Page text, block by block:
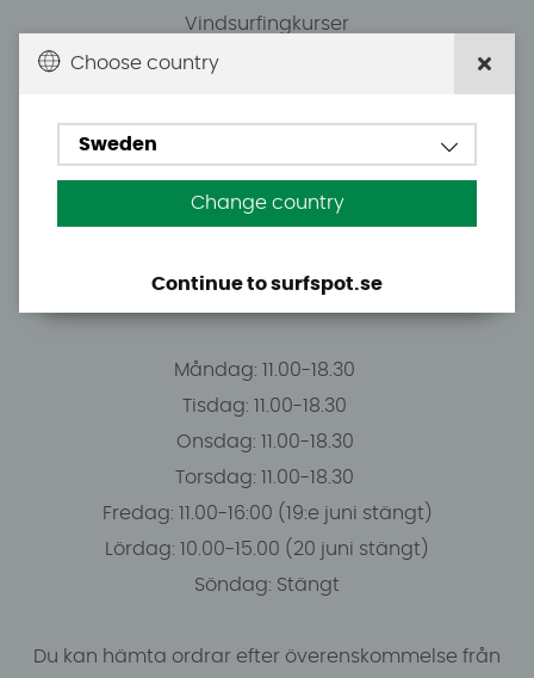
Vindsurfingkurser
Wingfoilkurs
Butiken i Stockholm
Jägerhorns väg 8
141 75 Kungens Kurva
Öppettider/Kundservice
Måndag: 11.00-18.30
Tisdag: 11.00-18.30
Onsdag: 11.00-18.30
Torsdag: 11.00-18.30
Fredag: 11.00-16:00 (19:e juni stängt)
Lördag: 10.00-15.00 (20 juni stängt)
Söndag: Stängt
Du kan hämta ordrar efter överenskommelse från
Choose country
Sweden
Change country
Continue to surfspot.se